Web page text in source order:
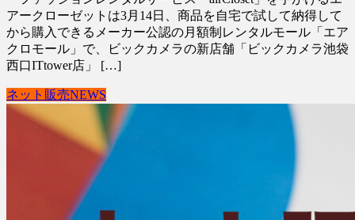
アークローゼットは3月14日、商品を自宅で試して納得して
から購入できるメーカー公認の月額制レンタルモール「エア
クロモール」で、ビックカメラの新店舗「ビックカメラ池袋
西口ITtower店」 […]
ネット販売NEWS